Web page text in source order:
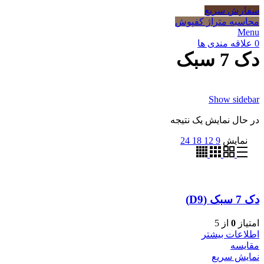
سفارش سریع
محاسبه متراژ کفپوش
Menu
0 علاقه مندی ها
دک 7 سبک
Show sidebar
در حال نمایش یک نتیجه
نمایش 9
12
18
24
دک 7 سبک (D9)
امتیاز 0 از 5
اطلاعات بیشتر
مقایسه
نمایش سریع